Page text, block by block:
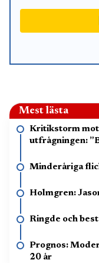
Mest lästa
Kritikstorm
utfrågningen:
Minderåriga
Holmgren:
Ringde och
Prognos:
20 år